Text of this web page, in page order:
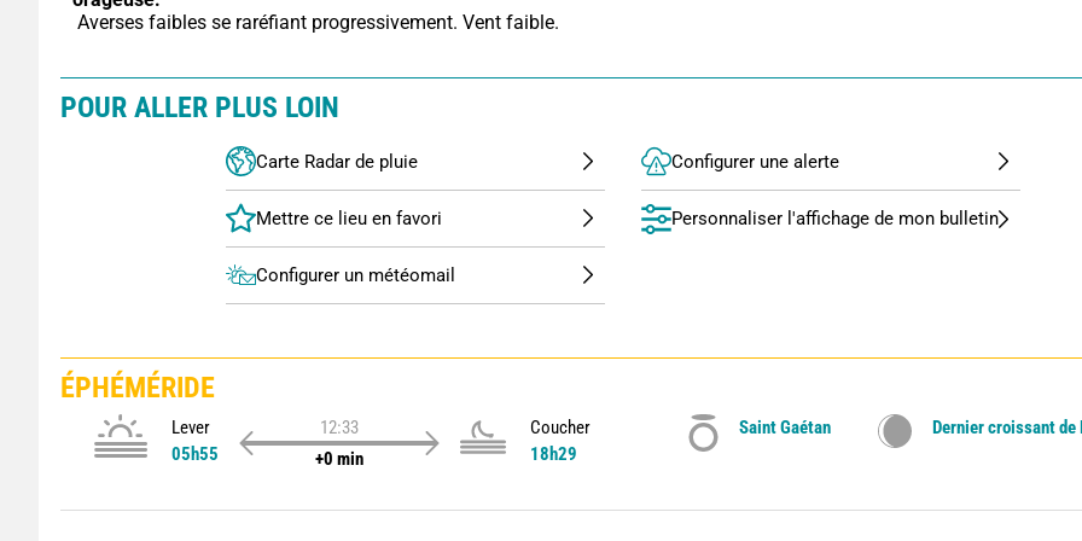
Averses faibles se raréfiant progressivement. Vent faible.
POUR ALLER PLUS LOIN
Carte Radar de pluie
Configurer un météomail
Configurer une alerte
Personnaliser l'affichage de mon bulletin
ÉPHÉMÉRIDE
Lever
05h55
12:33
+0 min
Coucher
18h29
Saint Gaétan Dernier croissant de